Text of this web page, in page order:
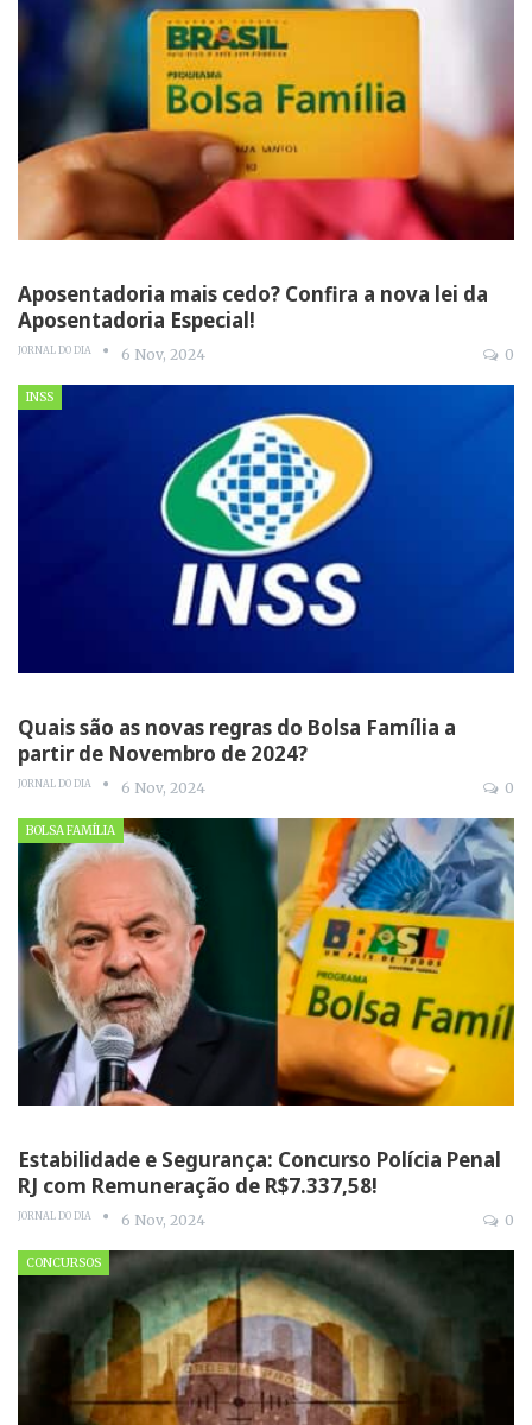
Aposentadoria mais cedo? Confira a nova lei da
Aposentadoria Especial!
JORNAL DO DIA 6 Nov, 2024 0
INSS
Quais são as novas regras do Bolsa Família a
partir de Novembro de 2024?
JORNAL DO DIA 6 Nov, 2024 0
BOLSA FAMÍLIA
Estabilidade e Segurança: Concurso Polícia Penal
RJ com Remuneração de R$7.337,58!
JORNAL DO DIA 6 Nov, 2024 0
CONCURSOS